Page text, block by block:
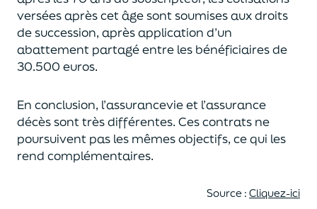
versées après cet âge sont soumises aux droits
de succession, après application d’un
abattement partagé entre les bénéficiaires de
30.500 euros.
En conclusion, l’assurancevie et l’assurance
décès sont très différentes. Ces contrats ne
poursuivent pas les mêmes objectifs, ce qui les
rend complémentaires.
Source : Cliquez-ici